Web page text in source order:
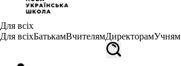
Для всіх
Для всіхБатькамВчителямДиректорамУчням